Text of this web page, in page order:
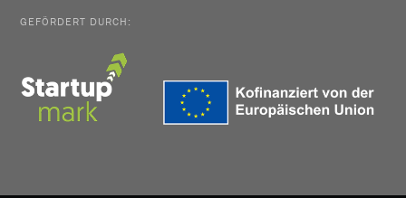
GEFÖRDERT DURCH: